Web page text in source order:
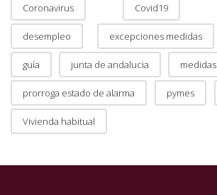
Coronavirus Covid19
desempleo excepciones medidas
guía junta de andalucia medidas
prorroga estado de alarma pymes
Vivienda habitual